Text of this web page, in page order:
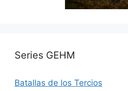
Series GEHM
Batallas de los Tercios